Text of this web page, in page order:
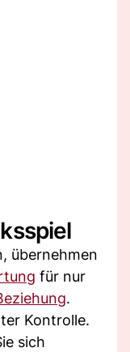
übernehmen
für nur
.
Kontrolle.
sich